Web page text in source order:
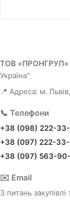
ТОВ «ПРОНГРУП»
Україна"
📍 Адреса: м.
📞 Телефони
+38 (098) 222-
+38 (097) 222-
+38 (097) 563-
✉️ Email
З питань закупівлі